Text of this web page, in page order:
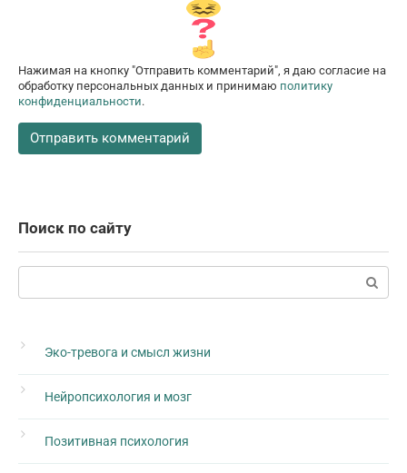
Нажимая на кнопку "Отправить комментарий", я даю согласие на
обработку персональных данных и принимаю политику
конфиденциальности.
Поиск по сайту
Эко-тревога и смысл жизни
Нейропсихология и мозг
Позитивная психология